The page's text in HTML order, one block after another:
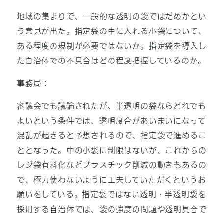
地域の集まりで、一般的な透明の袋ではだめかとい
う意見が出た。指定袋の中に入れる小袋について、
ある程度の規制が必要ではないか。指定袋を導入し
た自治体での不具合はどの程度把握しているのか。
事務局：
審議会でも議論されたが、半透明の袋ならどれでも
よいという条件では、透明度合があいまいになって
混乱が起きると予想されるので、指定袋で進めるこ
ととなった。中の小袋に制限はないが、これからの
レジ袋有料化などプラスチック削減の動きもあるの
で、極力使わないように工夫していただくというお
願いをしている。指定袋ではない透明・半透明袋を
採用する自治体では、袋の強度の問題や透明具合で